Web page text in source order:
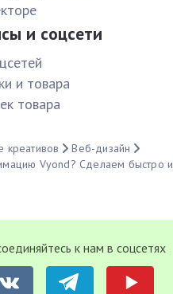
и соцсети
и товара
товара
креативов
Веб-дизайн
Vyond? Сделаем быстро и
к нам в соцсетях